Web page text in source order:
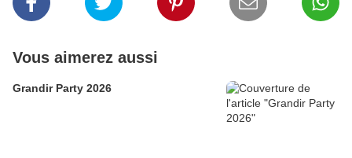
Vous aimerez aussi
Grandir Party 2026